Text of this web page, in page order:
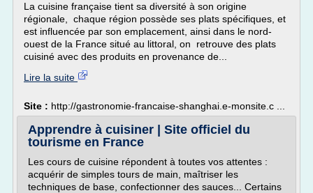
La cuisine française tient sa diversité à son origine
régionale, chaque région possède ses plats spécifiques, et
est influencée par son emplacement, ainsi dans le nord-
ouest de la France situé au littoral, on retrouve des plats
cuisiné avec des produits en provenance de...
Lire la suite
Site : http://gastronomie-francaise-shanghai.e-monsite.c ...
Apprendre à cuisiner | Site officiel du
tourisme en France
Les cours de cuisine répondent à toutes vos attentes :
acquérir de simples tours de main, maîtriser les
techniques de base, confectionner des sauces... Certains